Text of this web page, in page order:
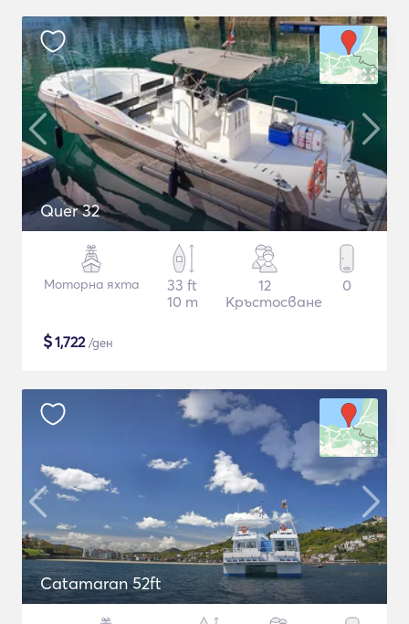
Quer 32
Моторна яхта
33 ft
10 m
12
Кръстосване
0
$1,722/ден
Catamaran 52ft